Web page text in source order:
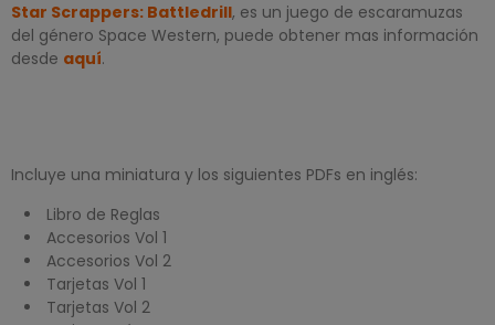
Star Scrappers: Battledrill, es un juego de escaramuzas
del género Space Western, puede obtener mas información
desde aquí.
Incluye una miniatura y los siguientes PDFs en inglés:
Libro de Reglas
Accesorios Vol 1
Accesorios Vol 2
Tarjetas Vol 1
Tarjetas Vol 2